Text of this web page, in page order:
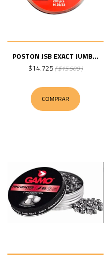
POSTON JSB EXACT JUMB...
$14.725 ( $15.500 )
COMPRAR